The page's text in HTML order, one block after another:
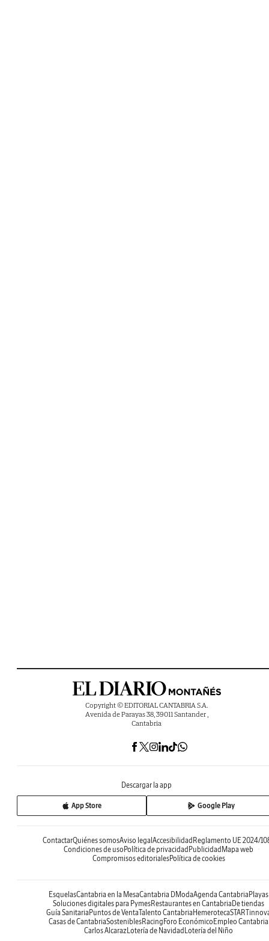
Copyright © EDITORIAL CANTABRIA S.A.
Avenida de Parayas 38, 39011 Santander ,
Cantabria
Descargar la app
App Store Google Play
ContactarQuiénes somosAviso legalAccesibilidadReglamento UE 2024/
Condiciones de usoPolítica de privacidadPublicidadMapa web
Compromisos editorialesPolítica de cookies
EsquelasCantabria en la MesaCantabria DModaAgenda CantabriaPlayas
Soluciones digitales para PymesRestaurantes en CantabriaDe tiendas
Guía SanitariaPuntos de VentaTalento CantabriaHemeroteca
Casas de CantabriaSosteniblesRacingForo EconómicoEmpleo Cantabria
Carlos AlcarazLotería de NavidadLotería del Niño